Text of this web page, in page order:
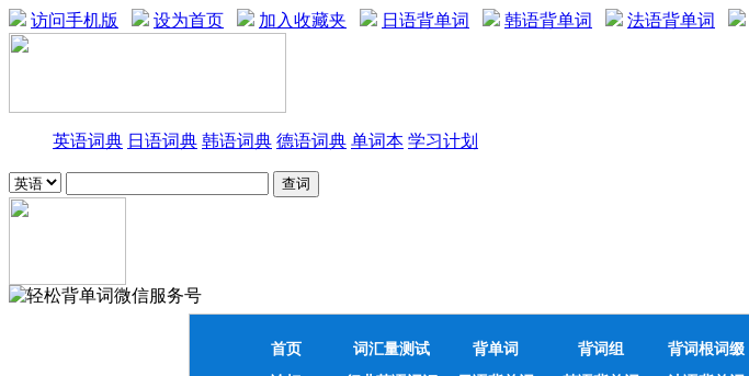
访问手机版 设为首页 加入收藏夹 日语背单词 韩语背单词 法语背单词
英语词典 日语词典 韩语词典 德语词典 单词本 学习计划
首页 词汇量测试 背单词 背词组 背词根词缀